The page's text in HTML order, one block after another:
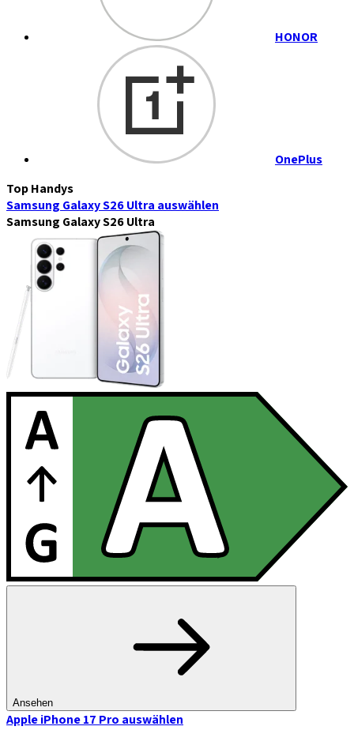
HONOR
OnePlus
Top Handys
Samsung Galaxy S26 Ultra auswählen
Samsung Galaxy S26 Ultra
Ansehen
Apple iPhone 17 Pro auswählen